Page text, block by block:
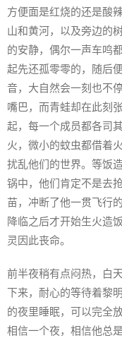
方便面是红烧的还是酸
山和黄河，以及旁边的
的安静，偶尔一声车鸣
起先还孤零零的，随后
音，大自然会一刻也不
嘴巴，而青蛙却在此刻
起，每一个成员都各司
火，微小的蚊虫都借着
扰乱他们的世界。等饭
锅中，他们肯定不是去
苗，冲断了他一贯飞行
降临之后才开始生火造
灵因此丧命。
前半夜稍有点闷热，白
下来，耐心的等待着黎
的夜里睡眠，可以完全
相信一个夜，相信他总